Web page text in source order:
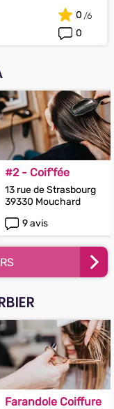
0
0
#2 - Coif'fée
13 rue de Strasbourg
39330 Mouchard
9 avis
Farandole Coiffure